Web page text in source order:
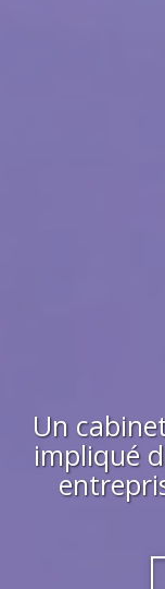
Un
impliqué